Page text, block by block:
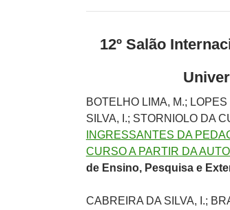
12º Salão
BOTELHO LIMA, M.;
SILVA, I.; STORNIOLO DA
INGRESSANTES DA
CURSO A PARTIR DA
de Ensino, Pesquisa e
CABREIRA DA SILVA, I.;